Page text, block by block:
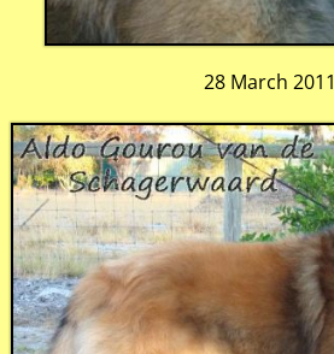
28 March 2011